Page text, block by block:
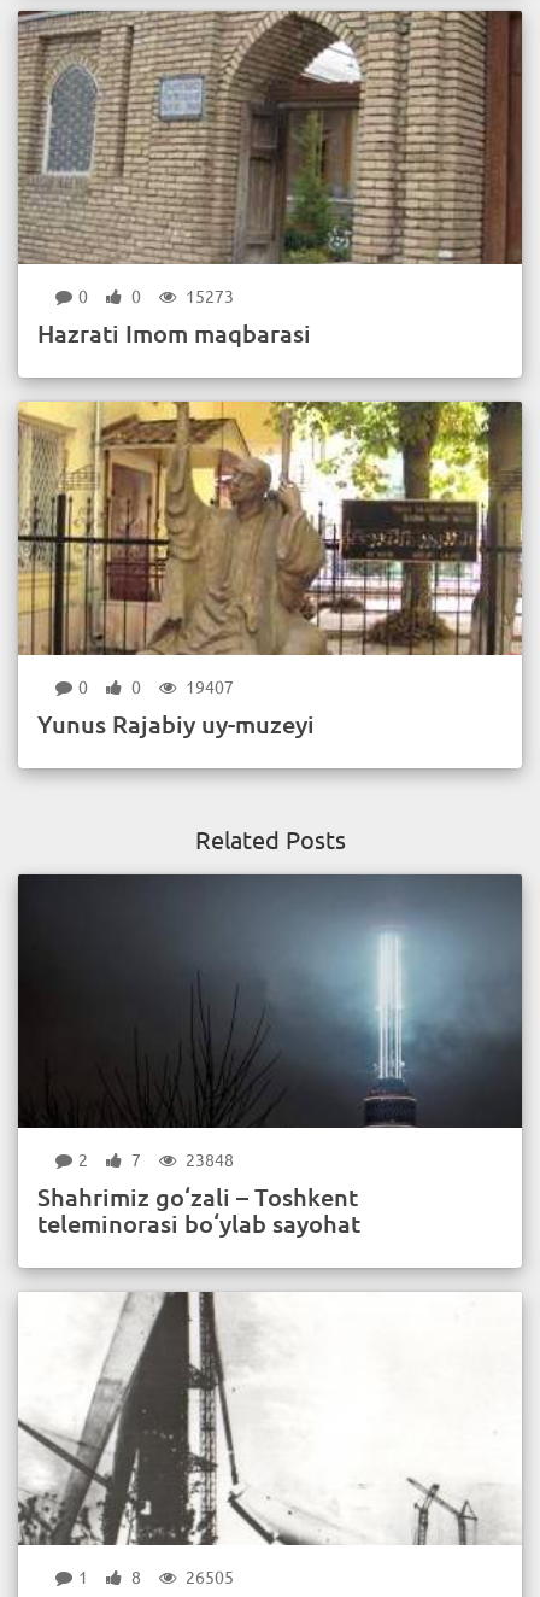
0 0 15273
Hazrati Imom maqbarasi
0 0 19407
Yunus Rajabiy uy-muzeyi
Related Posts
2 7 23848
Shahrimiz go‘zali – Toshkent
teleminorasi bo‘ylab sayohat
1 8 26505